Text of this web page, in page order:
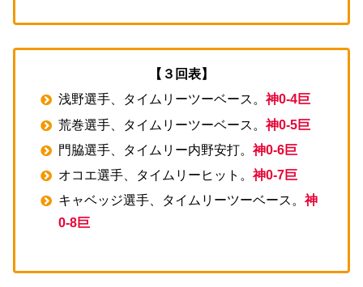
【３回表】
浅野選手、タイムリーツーベース。神0-4巨
荒巻選手、タイムリーツーベース。神0-5巨
門脇選手、タイムリー内野安打。神0-6巨
オコエ選手、タイムリーヒット。神0-7巨
キャベッジ選手、タイムリーツーベース。神
0-8巨